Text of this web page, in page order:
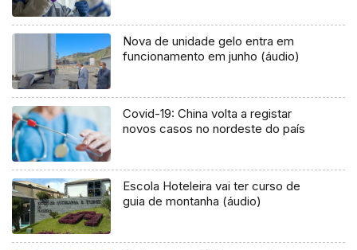
Nova de unidade gelo entra em
funcionamento em junho (áudio)
Covid-19: China volta a registar
novos casos no nordeste do país
Escola Hoteleira vai ter curso de
guia de montanha (áudio)